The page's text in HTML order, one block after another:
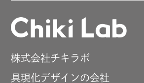
株式会社チキラボ
具現化デザインの会社